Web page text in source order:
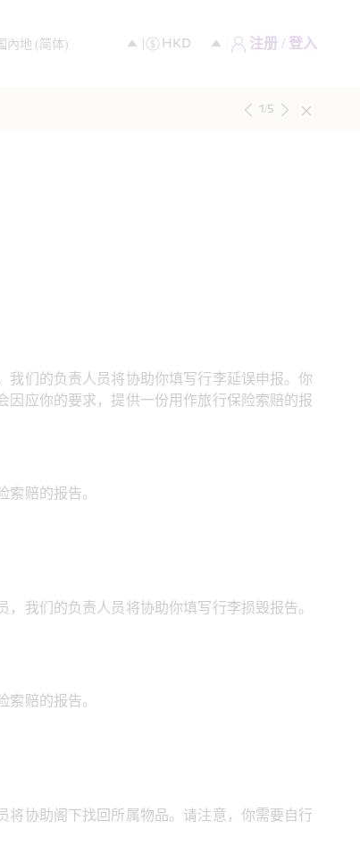
注册 / 登入
1/5
们的负责人员将协助你填写行李延误申报。你
应你的要求，提供一份用作旅行保险索赔的报
赔的报告。
我们的负责人员将协助你填写行李损毁报告。
赔的报告。
协助阁下找回所属物品。请注意，你需要自行